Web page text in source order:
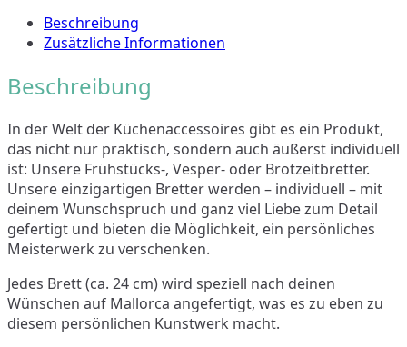
Beschreibung
Zusätzliche Informationen
Beschreibung
In der Welt der Küchenaccessoires gibt es ein Produkt,
das nicht nur praktisch, sondern auch äußerst individuell
ist: Unsere Frühstücks-, Vesper- oder Brotzeitbretter.
Unsere einzigartigen Bretter werden – individuell – mit
deinem Wunschspruch und ganz viel Liebe zum Detail
gefertigt und bieten die Möglichkeit, ein persönliches
Meisterwerk zu verschenken.
Jedes Brett (ca. 24 cm) wird speziell nach deinen
Wünschen auf Mallorca angefertigt, was es zu eben zu
diesem persönlichen Kunstwerk macht.